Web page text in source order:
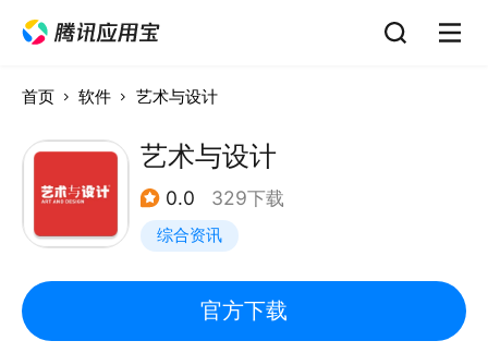
首页 软件 艺术与设计
艺术与设计
0.0 329下载
综合资讯
官方下载